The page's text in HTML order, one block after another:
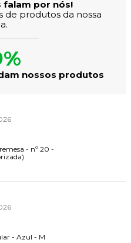
falam por nós!
de produtos da nossa
nossos produtos
- nº 20 -
- Azul - M